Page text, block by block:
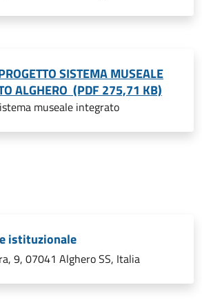
SISTEMA MUSEALE
ALGHERO (PDF 275,71 KB)
museale integrato
istituzionale
9, 07041 Alghero SS, Italia